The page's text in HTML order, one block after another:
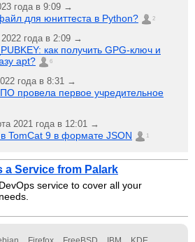
года в 9:09 →
для юниттеста в Python? 2
2022 года в 2:09 →
как получить GPG-ключ и
apt?
6
года в 8:31 →
провела первое учредительное
2021 года в 12:01 →
TomCat 9 в формате JSON 1
a Service from Palark
service to cover all your